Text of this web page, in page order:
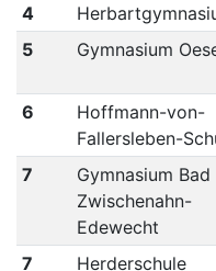
4
5
Gymnasium
6
Hoffmann-von-
Fallersleben-
7
Gymnasium Bad
Zwischenahn-
Edewecht
7 Herderschule